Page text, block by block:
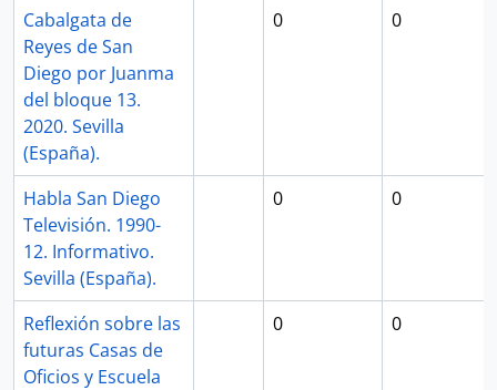
Cabalgata de
Reyes de San
Diego por Juanma
del bloque 13.
2020. Sevilla
(España).
0 0
Habla San Diego
Televisión. 1990-
12. Informativo.
Sevilla (España).
0 0
Reflexión sobre las
futuras Casas de
Oficios y Escuela
0 0